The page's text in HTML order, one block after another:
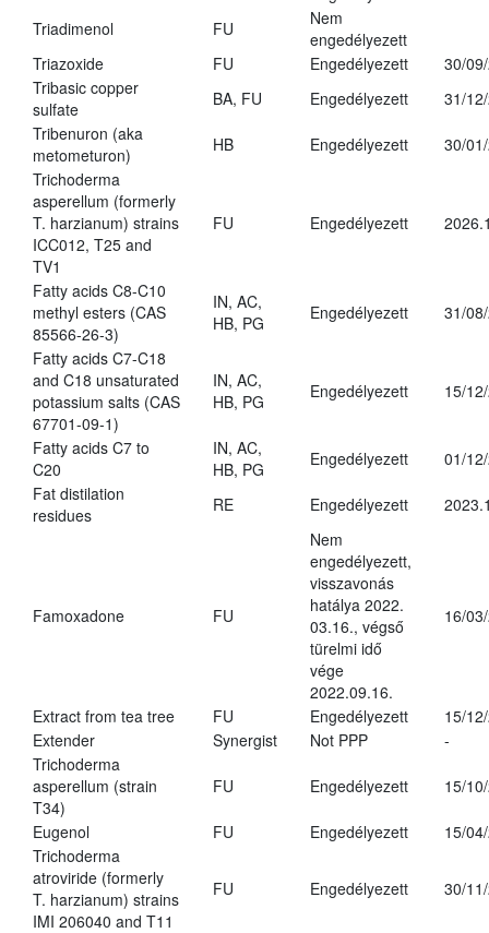
Triadimenol
FU
Nem
engedélyezett
Triazoxide
FU Engedélyezett
30/
Tribasic copper
sulfate
BA, FU Engedélyezett
31/
Tribenuron (aka
metometuron)
HB Engedélyezett
30/
Trichoderma
asperellum (formerly
T. harzianum) strains
ICC012, T25 and
TV1
FU Engedélyezett
Fatty acids C8-C10
methyl esters (CAS
85566-26-3)
IN, AC,
HB, PG
Engedélyezett 31/
Fatty acids C7-C18
and C18 unsaturated
potassium salts (CAS
67701-09-1)
IN, AC,
HB, PG
Engedélyezett 15/
Fatty acids C7 to
C20
IN, AC,
HB, PG
Engedélyezett
01/
Fat distilation
residues
RE Engedélyezett
Famoxadone FU
Nem
engedélyezett,
visszavonás
hatálya 2022.
03.16., végső
türelmi idő
vége
2022.09.16.
16/
Extract from tea tree FU Engedélyezett
15/
Extender
Synergist Not PPP
-
Trichoderma
asperellum (strain
T34)
FU Engedélyezett 15/
Eugenol FU Engedélyezett
15/
Trichoderma
atroviride (formerly
T. harzianum) strains
IMI 206040 and T11
FU Engedélyezett 30/